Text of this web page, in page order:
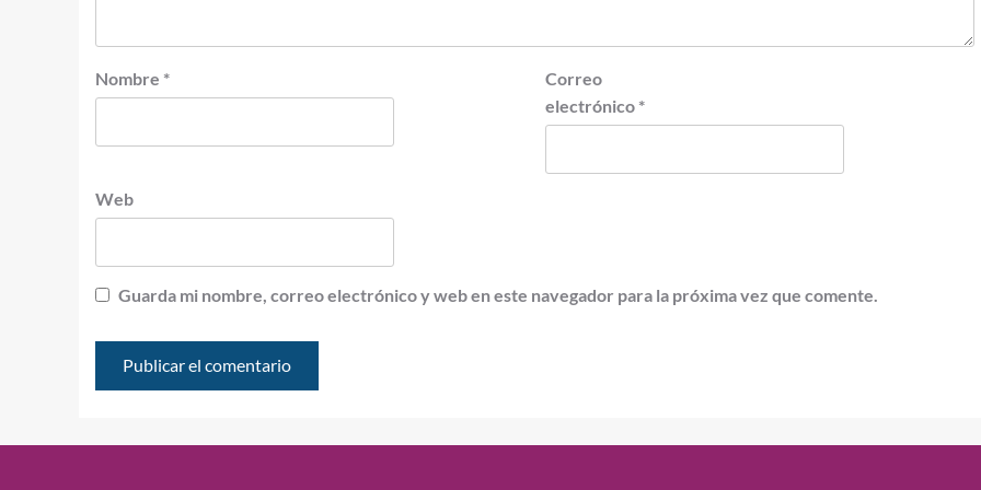
Nombre *
Correo
electrónico *
Web
Guarda mi nombre, correo electrónico y web en este navegador para la próxima vez que comente.